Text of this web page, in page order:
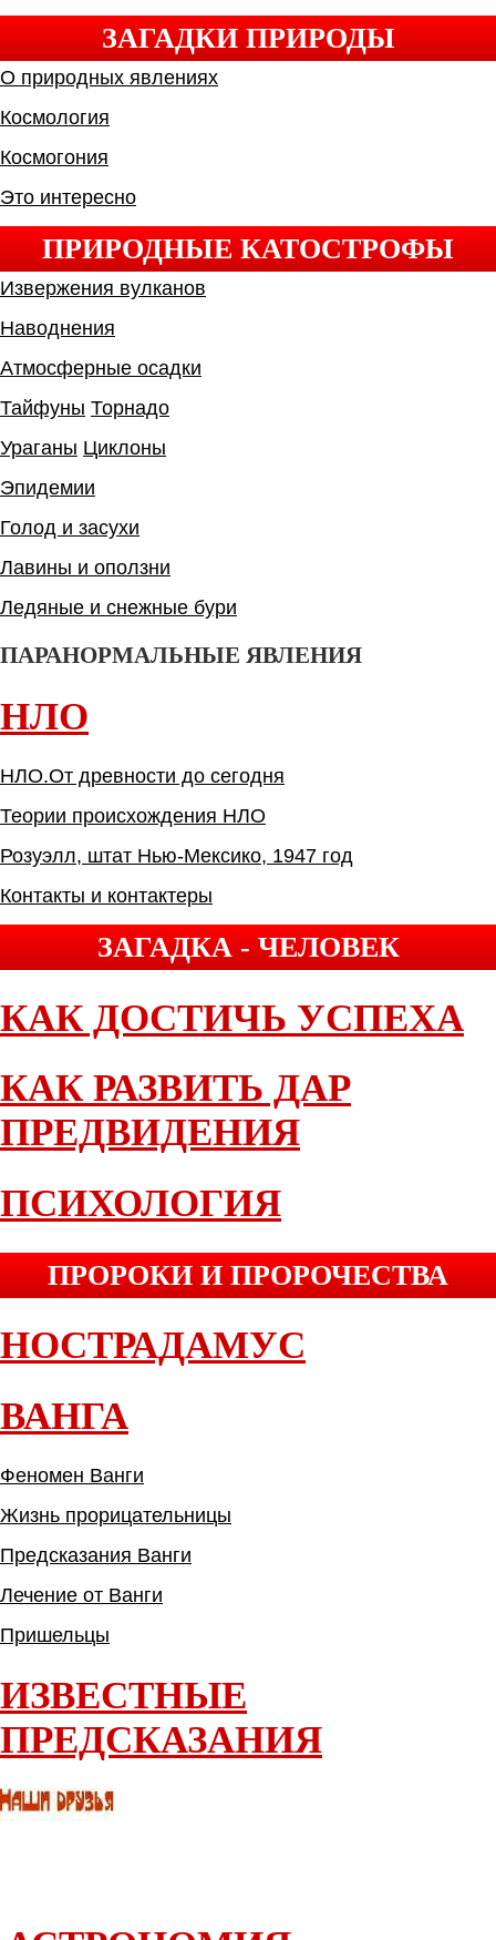
ЗАГАДКИ ПРИРОДЫ
О природных явлениях
Космология
Космогония
Это интересно
ПРИРОДНЫЕ КАТОСТРОФЫ
Извержения вулканов
Наводнения
Атмосферные осадки
Тайфуны Торнадо
Ураганы Циклоны
Эпидемии
Голод и засухи
Лавины и оползни
Ледяные и снежные бури
ПАРАНОРМАЛЬНЫЕ ЯВЛЕНИЯ
НЛО
НЛО.От древности до сегодня
Теории происхождения НЛО
Розуэлл, штат Нью-Мексико, 1947 год
Контакты и контактеры
ЗАГАДКА - ЧЕЛОВЕК
КАК ДОСТИЧЬ УСПЕХА
КАК РАЗВИТЬ ДАР
ПРЕДВИДЕНИЯ
ПСИХОЛОГИЯ
ПРОРОКИ И ПРОРОЧЕСТВА
НОСТРАДАМУС
ВАНГА
Феномен Ванги
Жизнь прорицательницы
Предсказания Ванги
Лечение от Ванги
Пришельцы
ИЗВЕСТНЫЕ
ПРЕДСКАЗАНИЯ